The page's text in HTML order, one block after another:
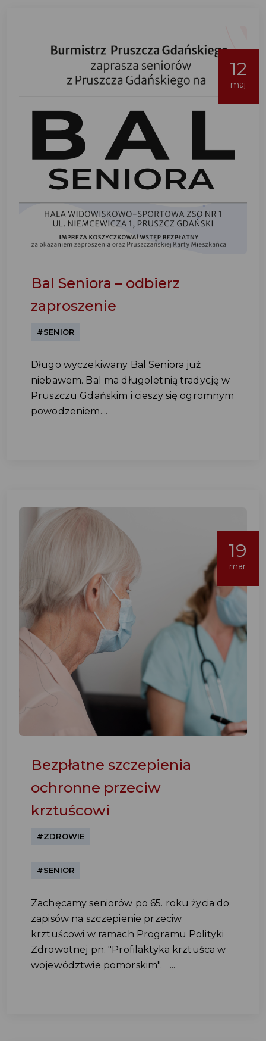
12
maj
Bal Seniora – odbierz
zaproszenie
#SENIOR
Długo wyczekiwany Bal Seniora już
niebawem. Bal ma długoletnią tradycję w
Pruszczu Gdańskim i cieszy się ogromnym
powodzeniem....
19
mar
Bezpłatne szczepienia
ochronne przeciw
krztuścowi
#ZDROWIE
#SENIOR
Zachęcamy seniorów po 65. roku życia do
zapisów na szczepienie przeciw
krztuścowi w ramach Programu Polityki
Zdrowotnej pn. "Profilaktyka krztuśca w
województwie pomorskim". ...